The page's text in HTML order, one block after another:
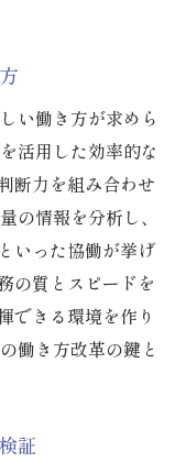
い働き方が求めら
活用した効率的な
断力を組み合わせ
の情報を分析し、
いった協働が挙げ
の質とスピードを
できる環境を作り
働き方改革の鍵と
証